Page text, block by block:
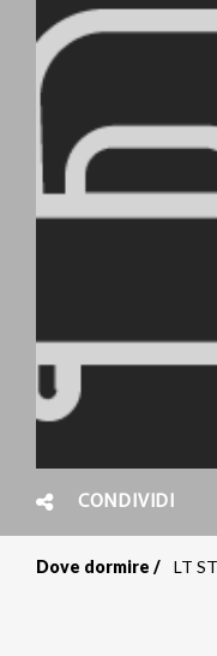
CONDIVIDI
Dove dormire LT